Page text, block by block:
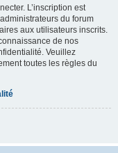
L’inscription est
du forum
aux utilisateurs inscrits.
de nos
Veuillez
toutes les règles du